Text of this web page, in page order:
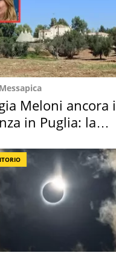
Meloni ancora
in Puglia: la